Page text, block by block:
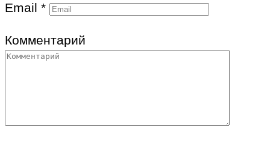
Email *
Комментарий